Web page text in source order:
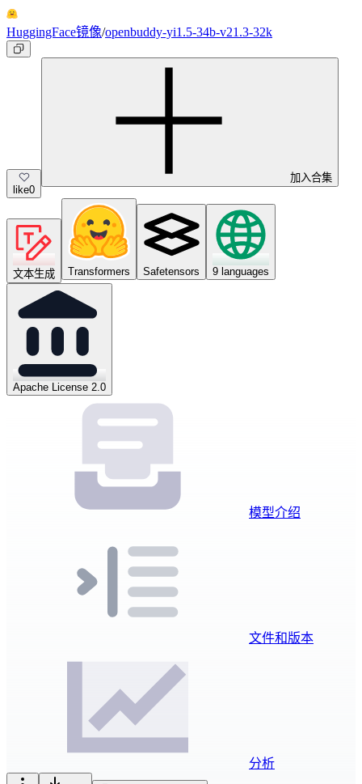
HuggingFace镜像/openbuddy-yi1.5-34b-v21.3-32k
like0
加入合集
文本生成 Transformers Safetensors 9 languages
Apache License 2.0
模型介绍
文件和版本
分析